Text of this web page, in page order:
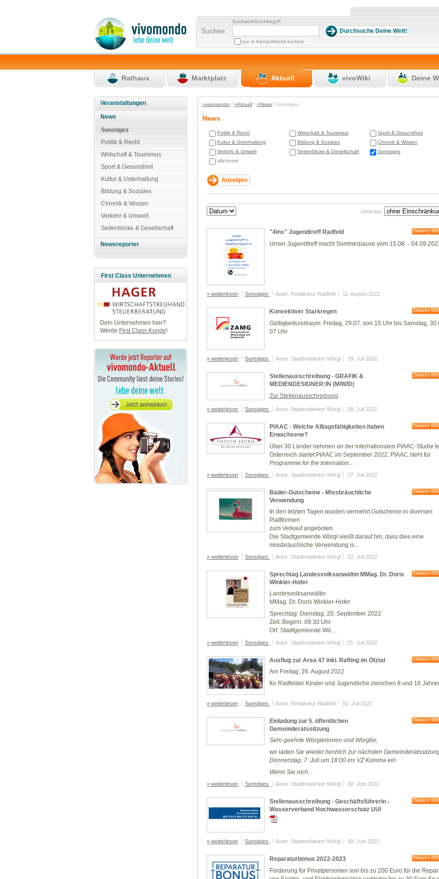
Suchen
Suchwort/Suchbegriff
nur in Kanal Aktuell suchen
Rathaus Marktplatz Aktuell vivoWiki Deine
Veranstaltungen
News
Sonstiges
Politik & Recht
Wirtschaft & Tourismus
Sport & Gesundheit
Kultur & Unterhaltung
Bildung & Soziales
Chronik & Wissen
Verkehr & Umwelt
Seitenblicke & Gesellschaft
Newsreporter
First Class Unternehmen
Dein Unternehmen hier?
Werde First Class Kunde!
»vivomondo / »Aktuell/ »News/ Sonstiges
News
Politik & Recht Wirtschaft & Tourismus
Sport & Gesundheit
Kultur & Unterhaltung
Bildung & Soziales
Chronik & Wissen
Verkehr & Umwelt
Seitenblicke & Gesellschaft
Sonstiges
alle/keine
Umkreis:
"4ins" Jugendtreff Radfeld Distanz
Unser Jugendtreff macht Sommerpause vom 15.08. -
» weiterlesen Sonstiges Autor: Redakteur Radfeld 11. August 2022
Konvektiver Starkregen Distanz
Gültigkeitszeitraum: Freitag, 29.07. von 15 Uhr bis Samstag,
07 Uhr
» weiterlesen Sonstiges Autor: Stadtredaktion Wörgl 29. Juli 2022
Stellenausschreibung - GRAFIK &
MEDIENDESIGNER:IN (M/W/D)
Distanz
Zur Stellenausschreibung
» weiterlesen Sonstiges Autor: Stadtredaktion Wörgl 28. Juli 2022
PIAAC - Welche Alltagsfähigkeiten haben
Erwachsene?
Distanz
Über 30 Länder nehmen an der internationalen PIAAC-Studie
Österreich startet PIAAC im September 2022. PIAAC steht für
Programme for the Internation...
» weiterlesen Sonstiges Autor: Stadtredaktion Wörgl 27. Juli 2022
Bäder-Gutscheine - Missbräuchliche
Verwendung
Distanz
In den letzten Tagen wurden vermehrt Gutscheine in diversen
Plattformen
zum Verkauf angeboten.
Die Stadtgemeinde Wörgl weißt darauf hin, dass dies eine
missbräuchliche Verwendung is...
» weiterlesen Sonstiges Autor: Stadtredaktion Wörgl 22. Juli 2022
Sprechtag Landesvolksanwältin MMag. Dr. Doris
Winkler-Hofer
Distanz
Landesvolksanwältin
MMag. Dr. Doris Winkler-Hofer
Sprechtag: Dienstag, 20. September 2022
Zeit: Beginn: 09.30 Uhr
Ort: Stadtgemeinde Wö...
» weiterlesen Sonstiges Autor: Stadtredaktion Wörgl 21. Juli 2022
Ausflug zur Area 47 inkl. Rafting im Ötztal Distanz
Am Freitag, 26. August 2022
für Radfelder Kinder und Jugendliche zwischen 8 und 16
» weiterlesen Sonstiges Autor: Redakteur Radfeld 01. Juli 2022
Einladung zur 5. öffentlichen
Gemeinderatssitzung
Distanz
Sehr geehrte Wörglerinnen und Wörgler,
wir laden Sie wieder herzlich zur nächsten
Donnerstag, 7. Juli um 18:00 ins VZ Komma ein.
Wenn Sie nich...
» weiterlesen Sonstiges Autor: Stadtredaktion Wörgl 30. Juni 2022
Stellenausschreibung - GeschäftsführerIn -
Wasserverband Hochwasserschutz UUI
Distanz
» weiterlesen Sonstiges Autor: Stadtredaktion Wörgl 30. Juni 2022
Reparaturbonus 2022-2023 Distanz
Förderung für Privatpersonen von bis zu 200 Euro für die